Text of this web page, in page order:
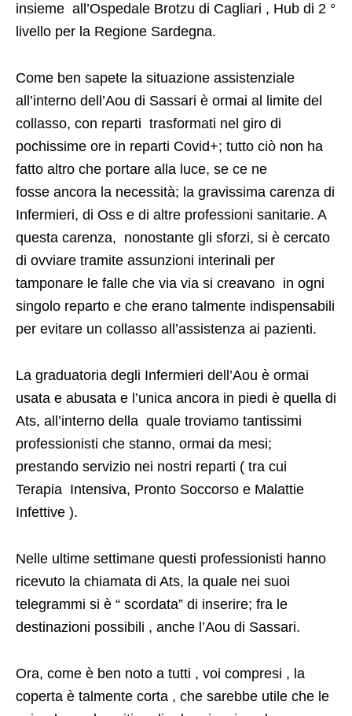
insieme all’Ospedale Brotzu di Cagliari , Hub di 2 °
livello per la Regione Sardegna.
Come ben sapete la situazione assistenziale
all’interno dell’Aou di Sassari è ormai al limite del
collasso, con reparti trasformati nel giro di
pochissime ore in reparti Covid+; tutto ciò non ha
fatto altro che portare alla luce, se ce ne
fosse ancora la necessità; la gravissima carenza di
Infermieri, di Oss e di altre professioni sanitarie. A
questa carenza, nonostante gli sforzi, si è cercato
di ovviare tramite assunzioni interinali per
tamponare le falle che via via si creavano in ogni
singolo reparto e che erano talmente indispensabili
per evitare un collasso all’assistenza ai pazienti.
La graduatoria degli Infermieri dell’Aou è ormai
usata e abusata e l’unica ancora in piedi è quella di
Ats, all’interno della quale troviamo tantissimi
professionisti che stanno, ormai da mesi;
prestando servizio nei nostri reparti ( tra cui
Terapia Intensiva, Pronto Soccorso e Malattie
Infettive ).
Nelle ultime settimane questi professionisti hanno
ricevuto la chiamata di Ats, la quale nei suoi
telegrammi si è “ scordata” di inserire; fra le
destinazioni possibili , anche l’Aou di Sassari.
Ora, come è ben noto a tutti , voi compresi , la
coperta è talmente corta , che sarebbe utile che le